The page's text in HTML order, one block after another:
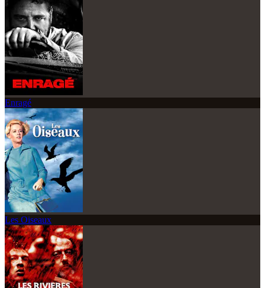
Enragé
Les Oiseaux